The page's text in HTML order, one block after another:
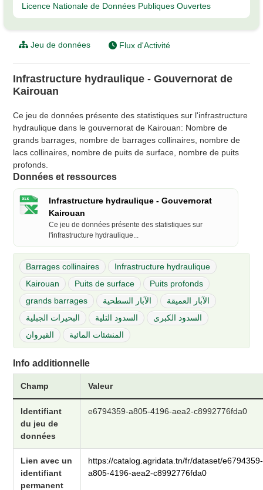
Licence Nationale de Données Publiques Ouvertes
Jeu de données Flux d'Activité
Infrastructure hydraulique - Gouvernorat de
Kairouan
Ce jeu de données présente des statistiques sur l'infrastructure
hydraulique dans le gouvernorat de Kairouan: Nombre de
grands barrages, nombre de barrages collinaires, nombre de
lacs collinaires, nombre de puits de surface, nombre de puits
profonds.
Données et ressources
Infrastructure hydraulique - Gouvernorat
Kairouan
Ce jeu de données présente des statistiques sur
l'infrastructure hydraulique...
Barrages collinaires
Infrastructure hydraulique
Kairouan
Puits de surface
Puits profonds
grands barrages
الآبار السطحية
الآبار العميقة
البحيرات الجبلية
السدود التلية
السدود الكبرى
القيروان
المنشئات المائية
Info additionnelle
Champ Valeur
Identifiant
du jeu de
données
e6794359-a805-4196-aea2-c8992776fda0
Lien avec un
identifiant
permanent
https://catalog.agridata.tn/fr/dataset/e6794359-
a805-4196-aea2-c8992776fda0